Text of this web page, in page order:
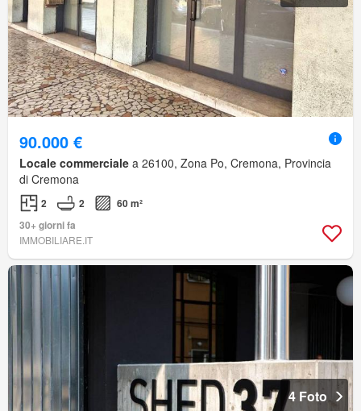
90.000 €
Locale commerciale a 26100, Zona Po, Cremona, Provincia
di Cremona
2 2
60 m²
30+ giorni fa
IMMOBILIARE.IT
4 Foto